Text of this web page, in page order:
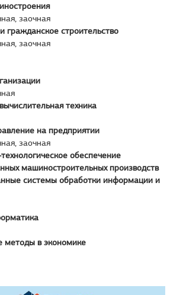
заочная
строительство
заочная
техника
на предприятии
заочная
обеспечение
машиностроительных производств
системы обработки информации и
методы в экономике